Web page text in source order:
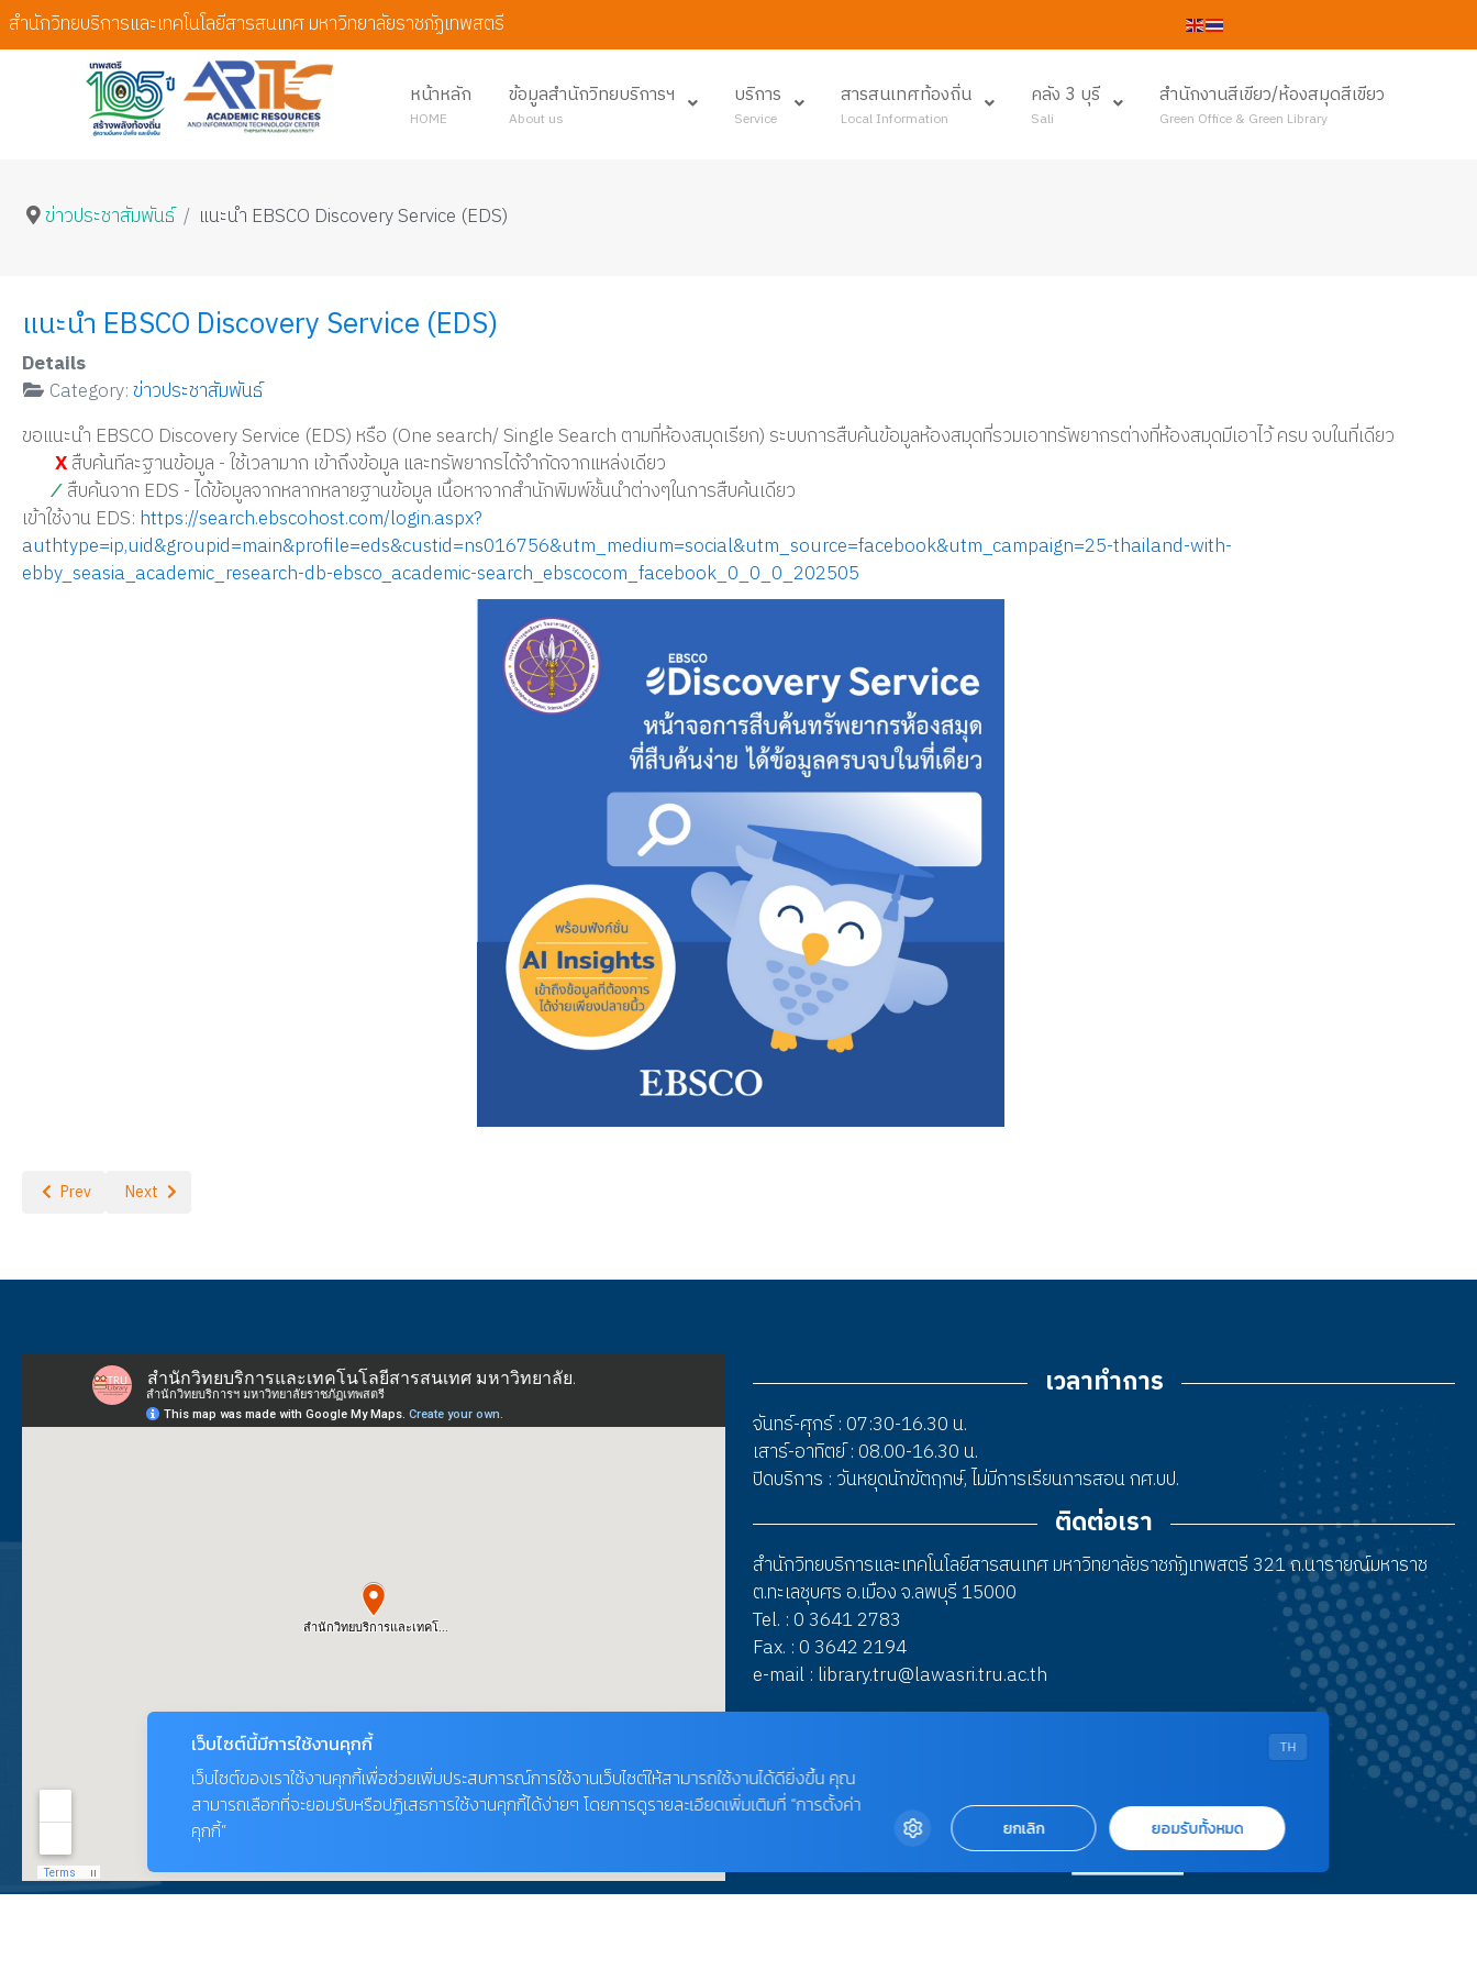
สำนักวิทยบริการและเทคโนโลยีสารสนเทศ มหาวิทยาลัยราชภัฏเทพสตรี
หน้าหลัก
HOME
ข้อมูลสำนักวิทยบริการฯ
About us
บริการ
Service
สารสนเทศท้องถิ่น
Local Information
คลัง 3 บุรี
Sali
สำนักงานสีเขียว/ห้องสมุดสีเขียว
Green Office & Green Library
ข่าวประชาสัมพันธ์ แนะนำ EBSCO Discovery Service (EDS)
แนะนำ EBSCO Discovery Service (EDS)
Details
Category:ข่าวประชาสัมพันธ์
ขอแนะนำ EBSCO Discovery Service (EDS) หรือ (One search/ Single Search ตามที่ห้องสมุดเรียก) ระบบการสืบค้นข้อมูลห้องสมุดที่รวมเอาทรัพยากรต่างที่ห้องสมุดมีเอาไว้ ครบ จบในที่เดียว
Xสืบค้นทีละฐานข้อมูล - ใช้เวลามาก เข้าถึงข้อมูล และทรัพยากรได้จำกัดจากแหล่งเดียว
⁄สืบค้นจาก EDS - ได้ข้อมูลจากหลากหลายฐานข้อมูล เนื้อหาจากสำนักพิมพ์ชั้นนำต่างๆในการสืบค้นเดียว
เข้าใช้งาน EDS: https://search.ebscohost.com/login.aspx?
authtype=ip,uid&groupid=main&profile=eds&custid=ns016756&utm_medium=social&utm_source=facebook&utm_campaign=25-thailand-with-
ebby_seasia_academic_research-db-ebsco_academic-search_ebscocom_facebook_0_0_0_202505
Previous article: สำนักวิทยบริการฯ แจ้งปิดบริการ
Prev Next article: เปิดอบรมการใช้งานฐานข้อมูลทดลองใช้ ปี 2568 ครั้งที่ 2 รูปแบบออนไลน์
Next
เวลาทำการ
จันทร์-ศุกร์ : 07:30-16.30 น.
เสาร์-อาทิตย์ : 08.00-16.30 น.
ปิดบริการ : วันหยุดนักขัตฤกษ์, ไม่มีการเรียนการสอน กศ.บป.
ติดต่อเรา
สำนักวิทยบริการและเทคโนโลยีสารสนเทศ มหาวิทยาลัยราชภัฏเทพสตรี 321 ถ.นารายณ์มหาราช
ต.ทะเลชุบศร อ.เมือง จ.ลพบุรี 15000
Tel. : 0 3641 2783
Fax. : 0 3642 2194
e-mail : library.tru@lawasri.tru.ac.th
TH
เว็บไซต์นี้มีการใช้งานคุกกี้
เว็บไซต์ของเราใช้งานคุกกี้เพื่อช่วยเพิ่มประสบการณ์การใช้งานเว็บไซต์ให้สามารถใช้งานได้ดียิ่งขึ้น คุณ
สามารถเลือกที่จะยอมรับหรือปฏิเสธการใช้งานคุกกี้ได้ง่ายๆ โดยการดูรายละเอียดเพิ่มเติมที่ “การตั้งค่า
คุกกี้”
ยกเลิก ยอมรับทั้งหมด